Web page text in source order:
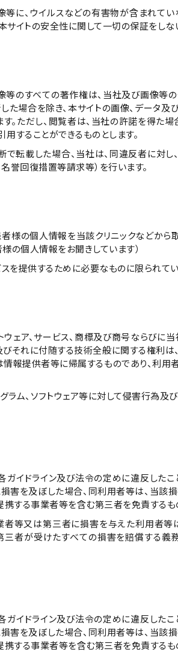
等に、ウイルスなどの有害物が含まれてい
イトの安全性に関して一切の保証をしな
等のすべての著作権は、当社及び画像等
た場合を除き、本サイトの画像、データ及
。ただし、閲覧者は、当社の許諾を得た場
することができるものとします。
転載した場合、当社は、同違反者に対し
誉回復措置等請求等）を行います。
様の個人情報を当該クリニックなどから
の個人情報をお聞きしています）
を提供するために必要なものに限られてい
ウェア、サービス、商標及び商号ならびに
それに付随する技術全般に関する権利は
報提供者等に帰属するものであり、利用
ラム、ソフトウェア等に対して侵害行為及
イドライン及び法令の定めに違反したこ
害を及ぼした場合、同利用者等は、当該
する事業者等を含む第三者を免責するも
等又は第三者に損害を与えた利用者等
者が受けたすべての損害を賠償する義
イドライン及び法令の定めに違反したこ
害を及ぼした場合、同利用者等は、当該
する事業者等を含む第三者を免責するも